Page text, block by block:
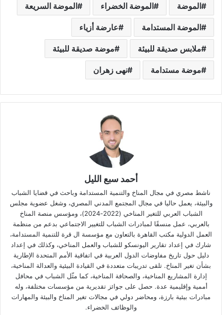
الموضة الموضة الخضراء الموضة السريعة
الموضة المستدامة عارضة أزياء
ملابس صديقة للبيئة موضة صديقة للبيئة
موضة مستدامة نهى زهران
أحمد سبع الليل
ناشط مصري في مجال المناخ والتنمية المستدامة وباحث في قضايا الشباب
والبيئة، يعمل حاليا في مجال المجتمع المدني المصري، وشغل عضوية مجلس
الشباب العربي للتغير المناخي (2022-2024)، ومؤسس منصة المناخ
بالعربي، عمل منسقًا لمبادرات الشباب للتغيير الاجتماعي بدعم من منظمة
العمل الدولية مكتب القاهرة بالتعاون مع مؤسسة ال قرة للتنمية المستدامة،
شارك في إعداد تقارير اليونسكو للشباب والعمل المناخي، وكذلك في إعداد
دليل حول تاريخ مفاوضات الدول العربية في اتفاقية الأمم المتحدة الإطارية
بشأن تغير المناخ. تلقى تدريبات متعددة في القيادة البيئية والعدالة المناخية،
إدارة المشاريع المناخية، والصحافة المناخية، كما مثّل الشباب في محافل
أممية وإقليمية عدة. حصل على جوائز تقديرية من مؤسسات مختلفة، وله
مبادرات بيئية بارزة، ومحاضر دولي في مجالات تغير المناخ والبيئة والمهارات
والوظائف الخضراء.